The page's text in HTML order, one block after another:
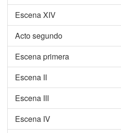
Escena XIV
Acto segundo
Escena primera
Escena II
Escena III
Escena IV